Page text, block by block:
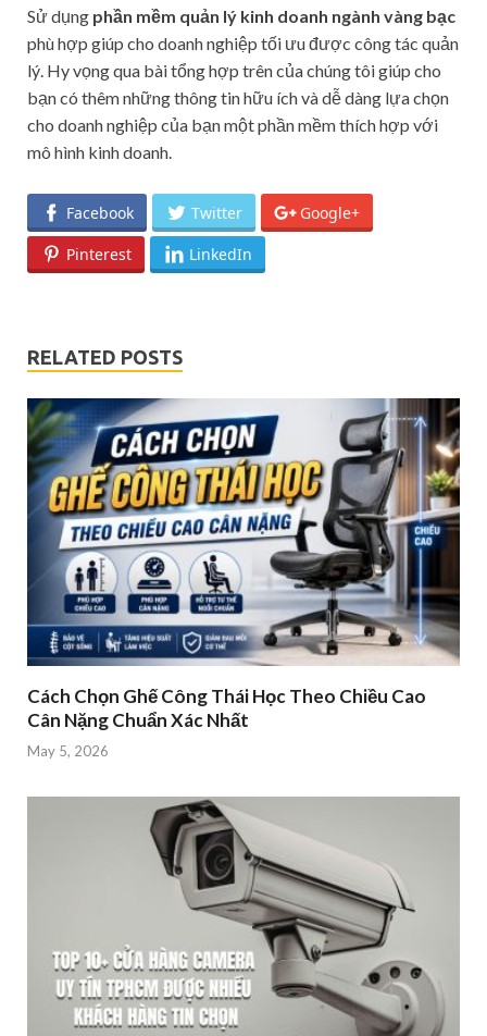
Sử dụng phần mềm quản lý kinh doanh ngành vàng bạc
phù hợp giúp cho doanh nghiệp tối ưu được công tác quản
lý. Hy vọng qua bài tổng hợp trên của chúng tôi giúp cho
bạn có thêm những thông tin hữu ích và dễ dàng lựa chọn
cho doanh nghiệp của bạn một phần mềm thích hợp với
mô hình kinh doanh.
Facebook Twitter Google+
Pinterest LinkedIn
RELATED POSTS
Cách Chọn Ghế Công Thái Học Theo Chiều Cao
Cân Nặng Chuẩn Xác Nhất
May 5, 2026